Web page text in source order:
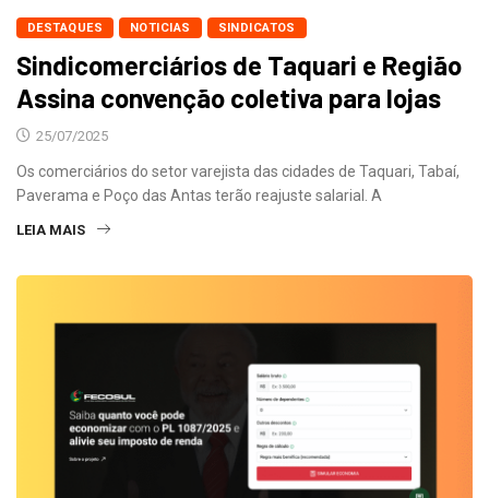
DESTAQUES NOTICIAS SINDICATOS
Sindicomerciários de Taquari e Região
Assina convenção coletiva para lojas
25/07/2025
Os comerciários do setor varejista das cidades de Taquari, Tabaí,
Paverama e Poço das Antas terão reajuste salarial. A
LEIA MAIS